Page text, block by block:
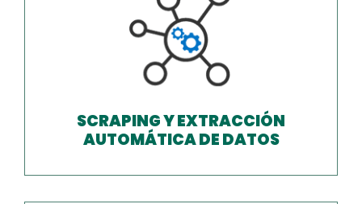
SCRAPING Y EXTRACCIÓN
AUTOMÁTICA DE DATOS